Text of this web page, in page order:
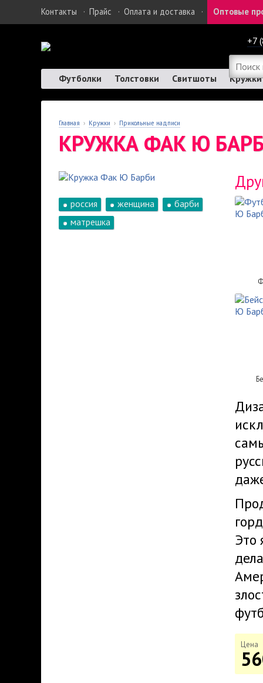
Контакты · Прайс · Оплата и доставка · Оптовые
+7
Футболки Толстовки Свитшоты Кружки
Главная › Кружки › Прикольные надписи
КРУЖКА ФАК Ю
россия женщина
барби
матрешка
Это
Цена